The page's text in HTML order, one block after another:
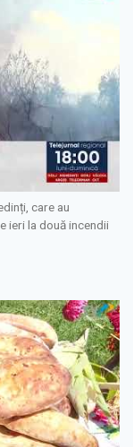
care au
ieri la două incendii